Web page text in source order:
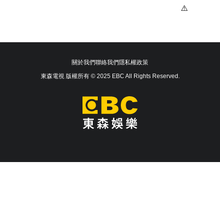
關於我們聯絡我們隱私權政策
東森電視 版權所有 © 2025 EBC All Rights Reserved.